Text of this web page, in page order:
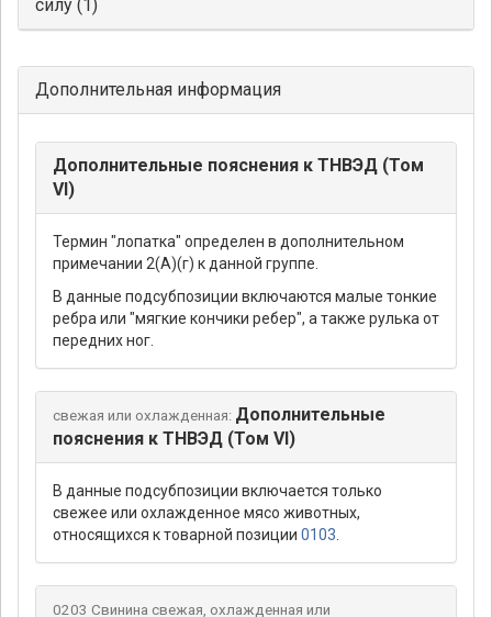
силу (1)
Дополнительная информация
Дополнительные пояснения к ТНВЭД (Том
VI)
Термин "лопатка" определен в дополнительном
примечании 2(А)(г) к данной группе.
В данные подсубпозиции включаются малые тонкие
ребра или "мягкие кончики ребер", а также рулька от
передних ног.
свежая или охлажденная: Дополнительные
пояснения к ТНВЭД (Том VI)
В данные подсубпозиции включается только
свежее или охлажденное мясо животных,
относящихся к товарной позиции 0103
0203 Свинина свежая, охлажденная или